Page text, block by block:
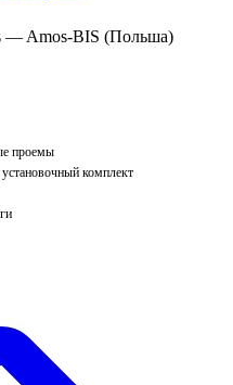
— Amos-BIS (Польша)
проемы
комплект